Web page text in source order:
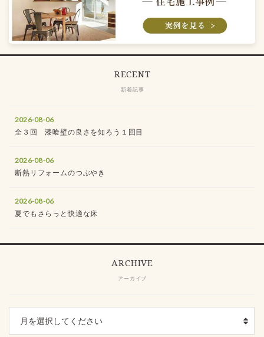
RECENT
新着記事
2026-08-06
全３回 漆喰壁の良さを知ろう１回目
2026-08-06
断熱リフォームのつぶやき
2026-08-06
夏でもさらっと快適な床
ARCHIVE
アーカイブ